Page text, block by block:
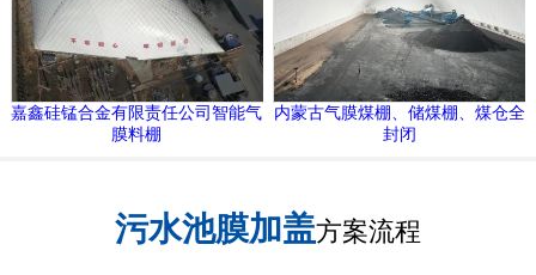
嘉鑫硅锰合金有限责任公司智能气
膜料棚
内蒙古气膜煤棚、储煤棚、煤仓全
封闭
污水池膜加盖方案流程